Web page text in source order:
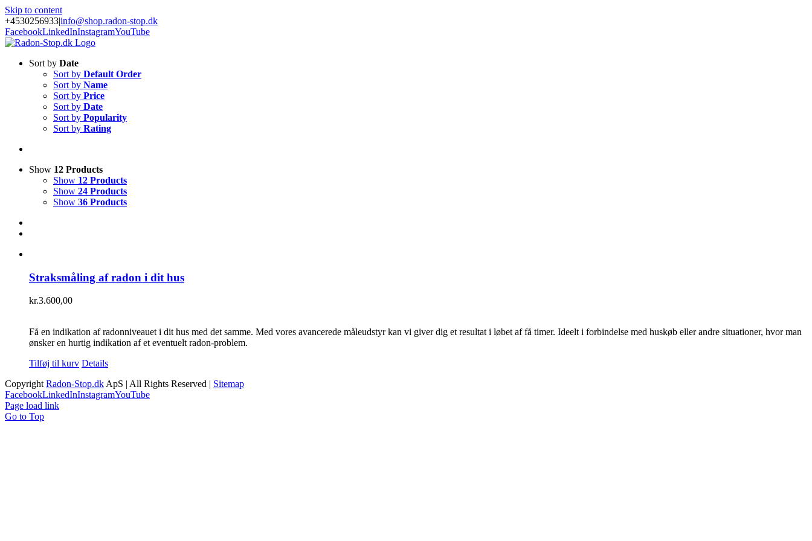
Skip to content
+4530256933|info@shop.radon-stop.dk
FacebookLinkedInInstagramYouTube
Sort by Date
Sort by Default Order
Sort by Name
Sort by Price
Sort by Date
Sort by Popularity
Sort by Rating
Show 12 Products
Show 12 Products
Show 24 Products
Show 36 Products
Straksmåling af radon i dit hus
kr.3.600,00
Få en indikation af radonniveauet i dit hus med det samme. Med vores avancerede måleudstyr kan vi giver dig et resultat i løbet af få timer. Ideelt i forbindelse med huskøb eller andre situationer, hvor man
ønsker en hurtig indikation af et eventuelt radon-problem.
Tilføj til kurv Details
CopyrightRadon-Stop.dkApS | All Rights Reserved | Sitemap
FacebookLinkedInInstagramYouTube
Page load link
Go to Top